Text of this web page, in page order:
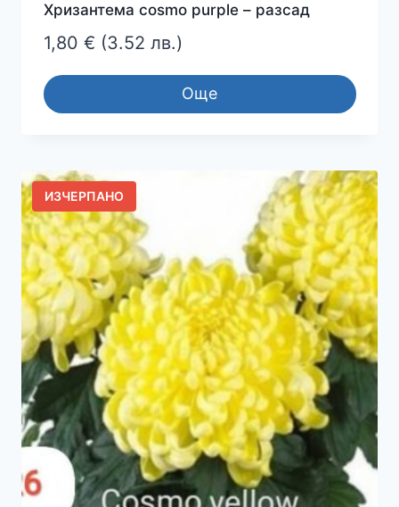
Хризантема cosmo purple – разсад
1,80 € (3.52 лв.)
Още
ИЗЧЕРПАНО